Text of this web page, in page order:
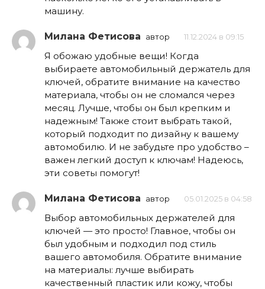
машину.
Милана Фетисова автор 11.12.2024 в 09:15
Я обожаю удобные вещи! Когда
выбираете автомобильный держатель для
ключей, обратите внимание на качество
материала, чтобы он не сломался через
месяц. Лучше, чтобы он был крепким и
надежным! Также стоит выбрать такой,
который подходит по дизайну к вашему
автомобилю. И не забудьте про удобство –
важен легкий доступ к ключам! Надеюсь,
эти советы помогут!
Милана Фетисова автор 05.01.2025 в 04:58
Выбор автомобильных держателей для
ключей — это просто! Главное, чтобы он
был удобным и подходил под стиль
вашего автомобиля. Обратите внимание
на материалы: лучше выбирать
качественный пластик или кожу, чтобы